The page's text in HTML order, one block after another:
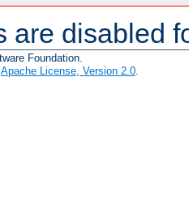
are disabled
Foundation.
Apache License, Version 2.0.